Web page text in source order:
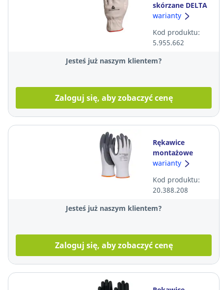
skórzane DELTA
PLUS FBN49,
warianty
Kod produktu:
5.955.662
Jesteś już naszym klientem?
Zaloguj się, aby zobaczyć cenę
Rękawice
montażowe
powleczone
SAFETY, szare,
rozmiar 10
warianty
Kod produktu:
20.388.208
Jesteś już naszym klientem?
Zaloguj się, aby zobaczyć cenę